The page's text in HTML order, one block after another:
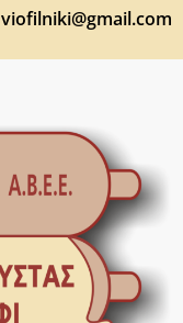
viofilniki@gmail.com